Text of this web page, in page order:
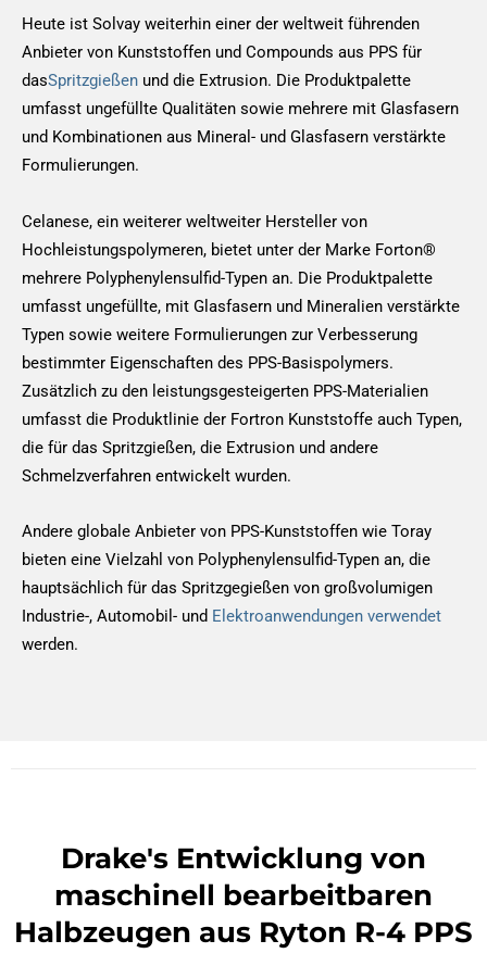
Heute ist Solvay weiterhin einer der weltweit führenden
Anbieter von Kunststoffen und Compounds aus PPS für
dasSpritzgießen und die Extrusion. Die Produktpalette
umfasst ungefüllte Qualitäten sowie mehrere mit Glasfasern
und Kombinationen aus Mineral- und Glasfasern verstärkte
Formulierungen.
Celanese, ein weiterer weltweiter Hersteller von
Hochleistungspolymeren, bietet unter der Marke Forton®
mehrere Polyphenylensulfid-Typen an. Die Produktpalette
umfasst ungefüllte, mit Glasfasern und Mineralien verstärkte
Typen sowie weitere Formulierungen zur Verbesserung
bestimmter Eigenschaften des PPS-Basispolymers.
Zusätzlich zu den leistungsgesteigerten PPS-Materialien
umfasst die Produktlinie der Fortron Kunststoffe auch Typen,
die für das Spritzgießen, die Extrusion und andere
Schmelzverfahren entwickelt wurden.
Andere globale Anbieter von PPS-Kunststoffen wie Toray
bieten eine Vielzahl von Polyphenylensulfid-Typen an, die
hauptsächlich für das Spritzgegießen von großvolumigen
Industrie-, Automobil- und Elektroanwendungen verwendet
werden.
Drake's Entwicklung von
maschinell bearbeitbaren
Halbzeugen aus Ryton R-4 PPS